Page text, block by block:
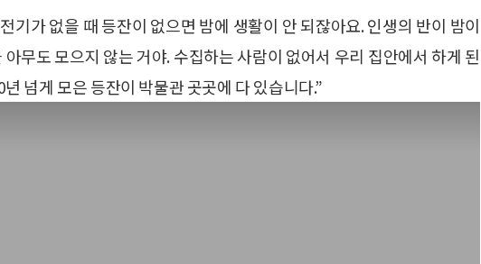
기가 없을 때 등잔이 없으면 밤에 생활이 안 되잖아요. 인생의 반이 밤이
무도 모으지 않는 거야. 수집하는 사람이 없어서 우리 집안에서 하게 된
넘게 모은 등잔이 박물관 곳곳에 다 있습니다.”